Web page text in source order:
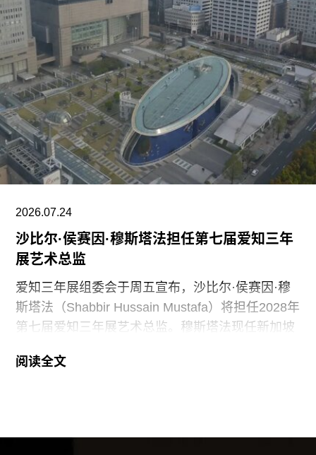
在新职位上，Yee将运用其策划现当代艺术展览的
丰富经验，负责Muara Arts的展览规划、空间布局
及整体艺术发展方向。11月1日，Muara Arts将以
群展“东南亚艺术 A-Z：一部批判性词典”（A–Z of
Southeast Asian Art: A Critical Dictionary） 正式向
公众开放。展览将汇集40余位艺术家的作品，涵盖
纺织、装置、影像、绘画、雕塑等多种创作媒介。
2026.07.24
沙比尔·侯赛因·穆斯塔法担任第七届爱知三年
展艺术总监
爱知三年展组委会于周五宣布，沙比尔·侯赛因·穆
斯塔法（Shabbir Hussain Mustafa）将担任2028年
第七届爱知三年展艺术总监。穆斯塔法现任新加坡
是其卓越的策展履历，以及能够为三年展带来崭新
间，他曾担任新加坡国家美术馆高级策展人，此后
阅读全文